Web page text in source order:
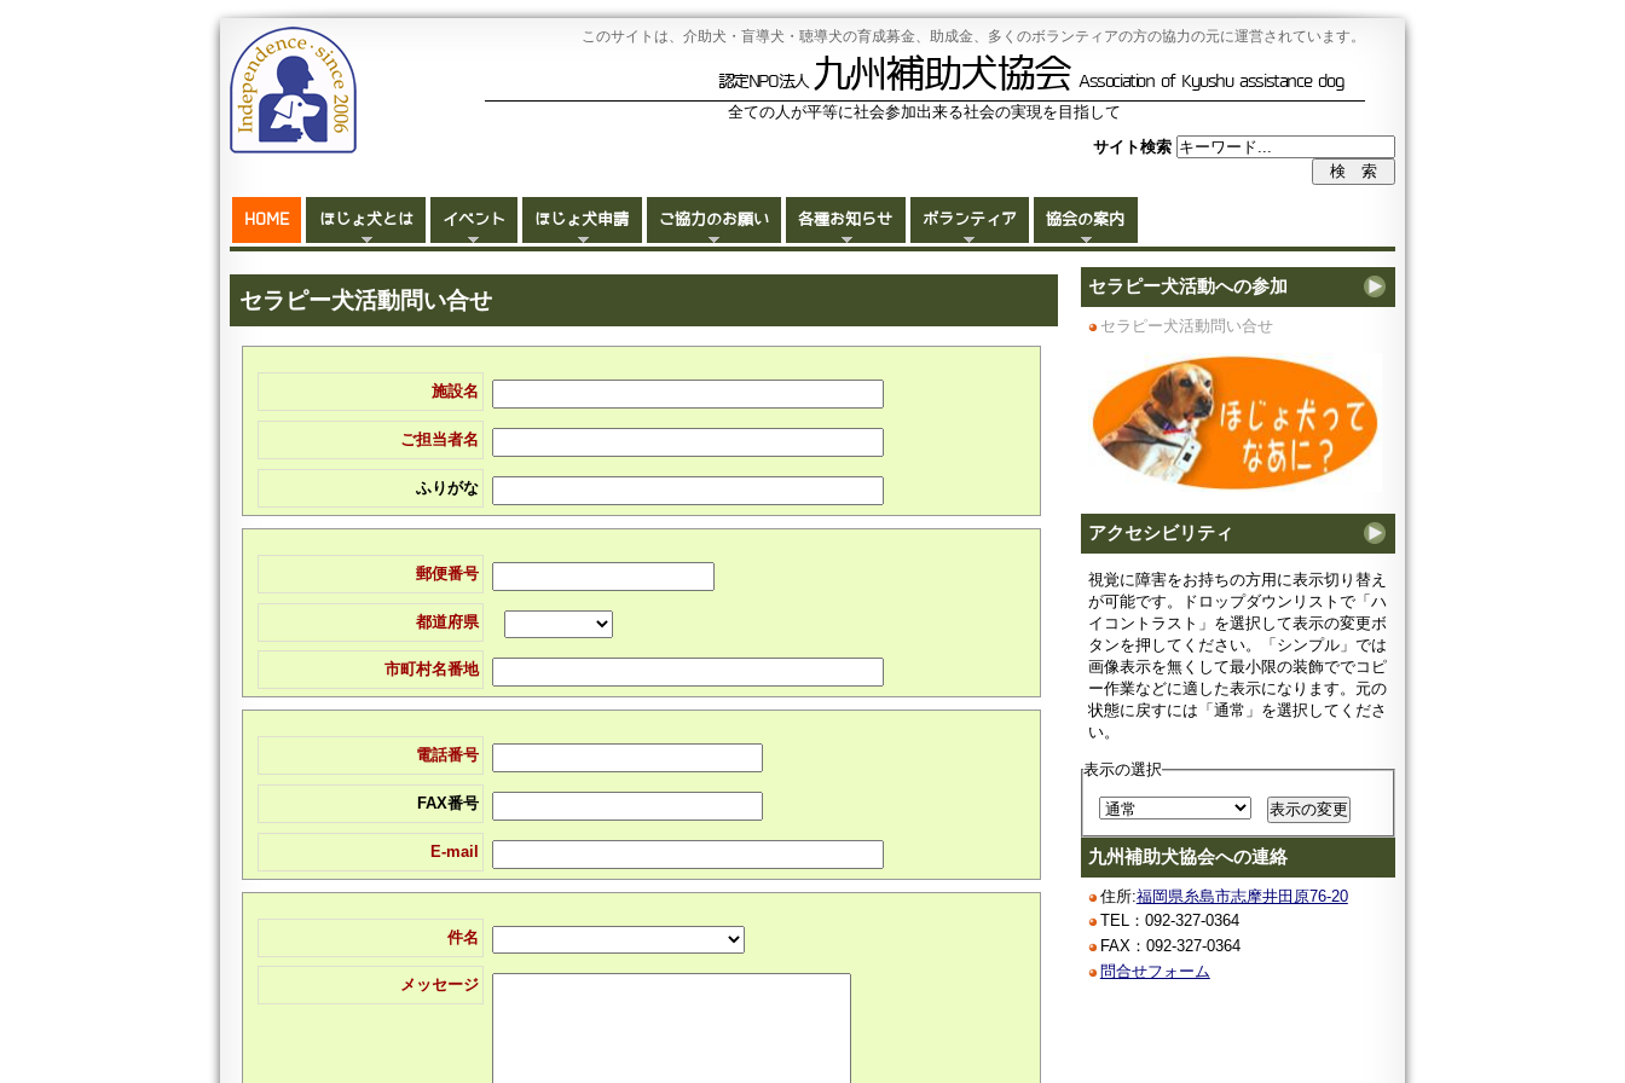
このサイトは、介助犬・盲導犬・聴導犬の育成募金、助成金、多くのボランティアの方の協力の元に運営されています。
認定NPO法人 九州補助犬協会 Association of Kyushu assistance dog
全ての人が平等に社会参加出来る社会の実現を目指して
サイト検索
HOME ほじょ犬とは イベント ほじょ犬申請 ご協力のお願い 各種お知らせ ボランティア 協会の案内
セラピー犬活動問い合せ
施設名
ご担当者名
ふりがな
郵便番号
都道府県
市町村名番地
電話番号
FAX番号
E-mail
件名
メッセージ
セラピー犬活動への参加
セラピー犬活動問い合せ
アクセシビリティ
視覚に障害をお持ちの方用に表示切り替え
が可能です。ドロップダウンリストで「ハ
イコントラスト」を選択して表示の変更ボ
タンを押してください。「シンプル」では
画像表示を無くして最小限の装飾ででコピ
ー作業などに適した表示になります。元の
状態に戻すには「通常」を選択してくださ
い。
表示の選択
九州補助犬協会への連絡
住所:福岡県糸島市志摩井田原76-20
TEL：092-327-0364
FAX：092-327-0364
問合せフォーム